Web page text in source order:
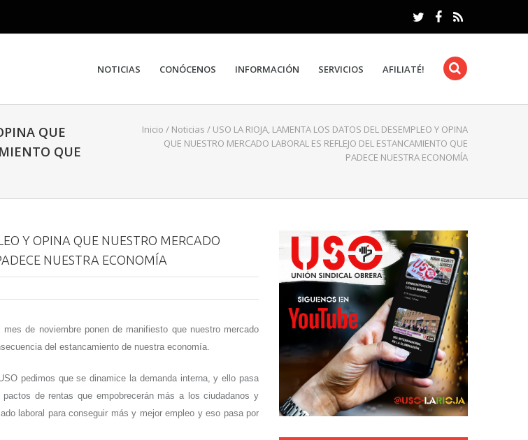
NOTICIAS CONÓCENOS INFORMACIÓN SERVICIOS AFILIATÉ!
QUE
QUE
Inicio / Noticias / USO LA RIOJA, LAMENTA LOS DATOS DEL DESEMPLEO Y OPINA
QUE NUESTRO MERCADO LABORAL ES REFLEJO DEL ESTANCAMIENTO QUE
PADECE NUESTRA ECONOMÍA
Y OPINA QUE NUESTRO MERCADO
NUESTRA ECONOMÍA
de noviembre ponen de manifiesto que nuestro mercado
del estancamiento de nuestra economía.
pedimos que se dinamice la demanda interna, y ello pasa
de rentas que empobrecerán más a los ciudadanos y
laboral para conseguir más y mejor empleo y eso pasa por